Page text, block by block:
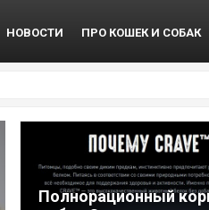
НОВОСТИ ПРО КОШЕК И СОБАК
Полнорационный